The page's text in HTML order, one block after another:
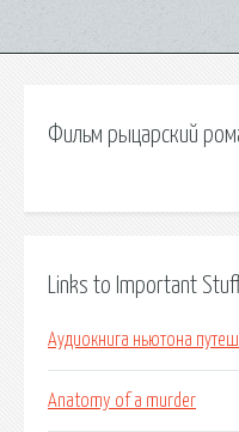
Фильм рыцарский
Links to Important
Аудиокнига ньютона
Anatomy of a murder